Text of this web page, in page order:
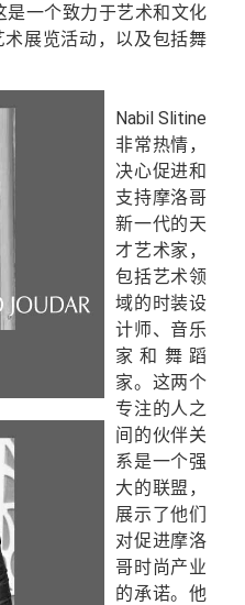
是一个致力于艺术和文化
展览活动，以及包括舞
Nabil Slitine
非常热情，
决心促进和
支持摩洛哥
新一代的天
才艺术家，
包括艺术领
域的时装设
计师、音乐
家和舞蹈
家。这两个
专注的人之
间的伙伴关
系是一个强
大的联盟，
展示了他们
对促进摩洛
哥时尚产业
的承诺。他